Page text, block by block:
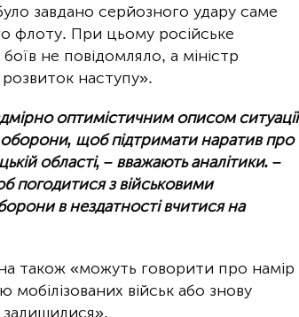
завдано серйозного удару саме
флоту. При цьому російське
не повідомляло, а міністр
наступу».
оптимістичним описом ситуації
оборони, щоб підтримати наратив про
області, – вважають аналітики. –
погодитися з військовими
в нездатності вчитися на
також «можуть говорити про намір
військ або знову